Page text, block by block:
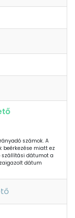
számok. A
beérkezése miatt ez
szállítási dátumot a
dátum